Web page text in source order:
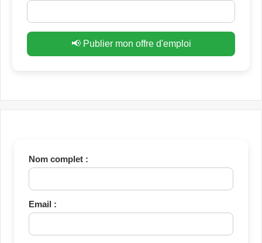
📢 Publier mon offre d'emploi
Nom complet :
Email :